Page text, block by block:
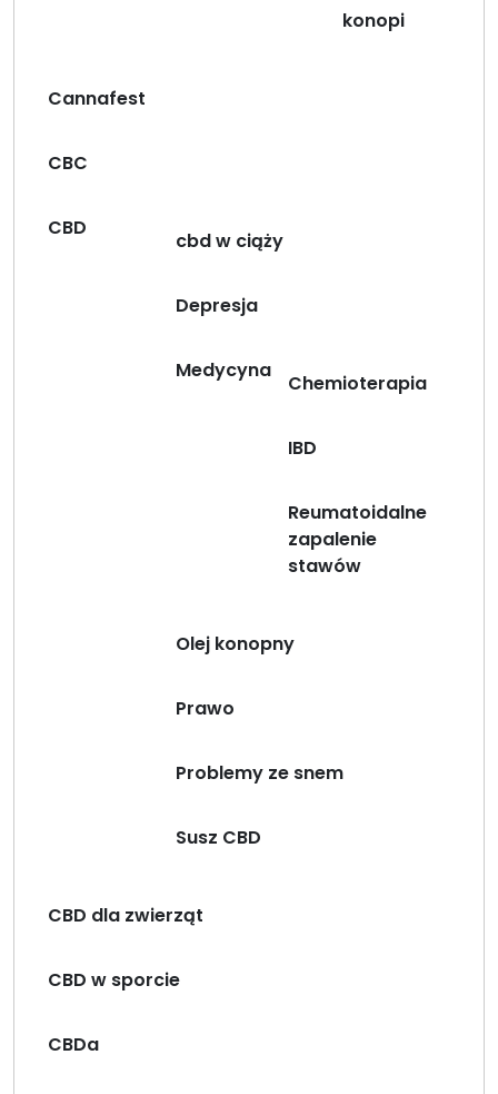
konopi
Cannafest
CBC
CBD
cbd w ciąży
Depresja
Medycyna
Chemioterapia
IBD
Reumatoidalne
zapalenie
stawów
Olej konopny
Prawo
Problemy ze snem
Susz CBD
CBD dla zwierząt
CBD w sporcie
CBDa